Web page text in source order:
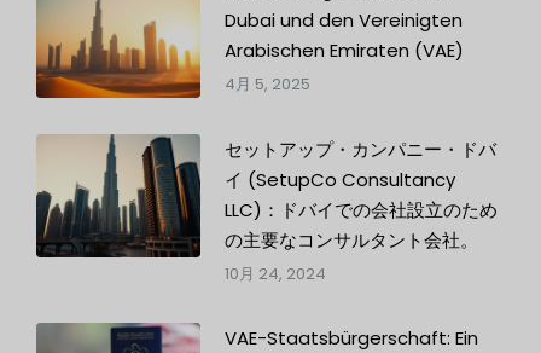
Dubai und den Vereinigten
Arabischen Emiraten (VAE)
4月 5, 2025
セットアップ・カンパニー・ドバ
イ (SetupCo Consultancy
LLC)：ドバイでの会社設立のため
の主要なコンサルタント会社。
10月 24, 2024
VAE-Staatsbürgerschaft: Ein